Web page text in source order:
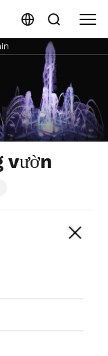
vườn
gũi và
một vai
cảnh quy
một hình
nước, đài
trong những